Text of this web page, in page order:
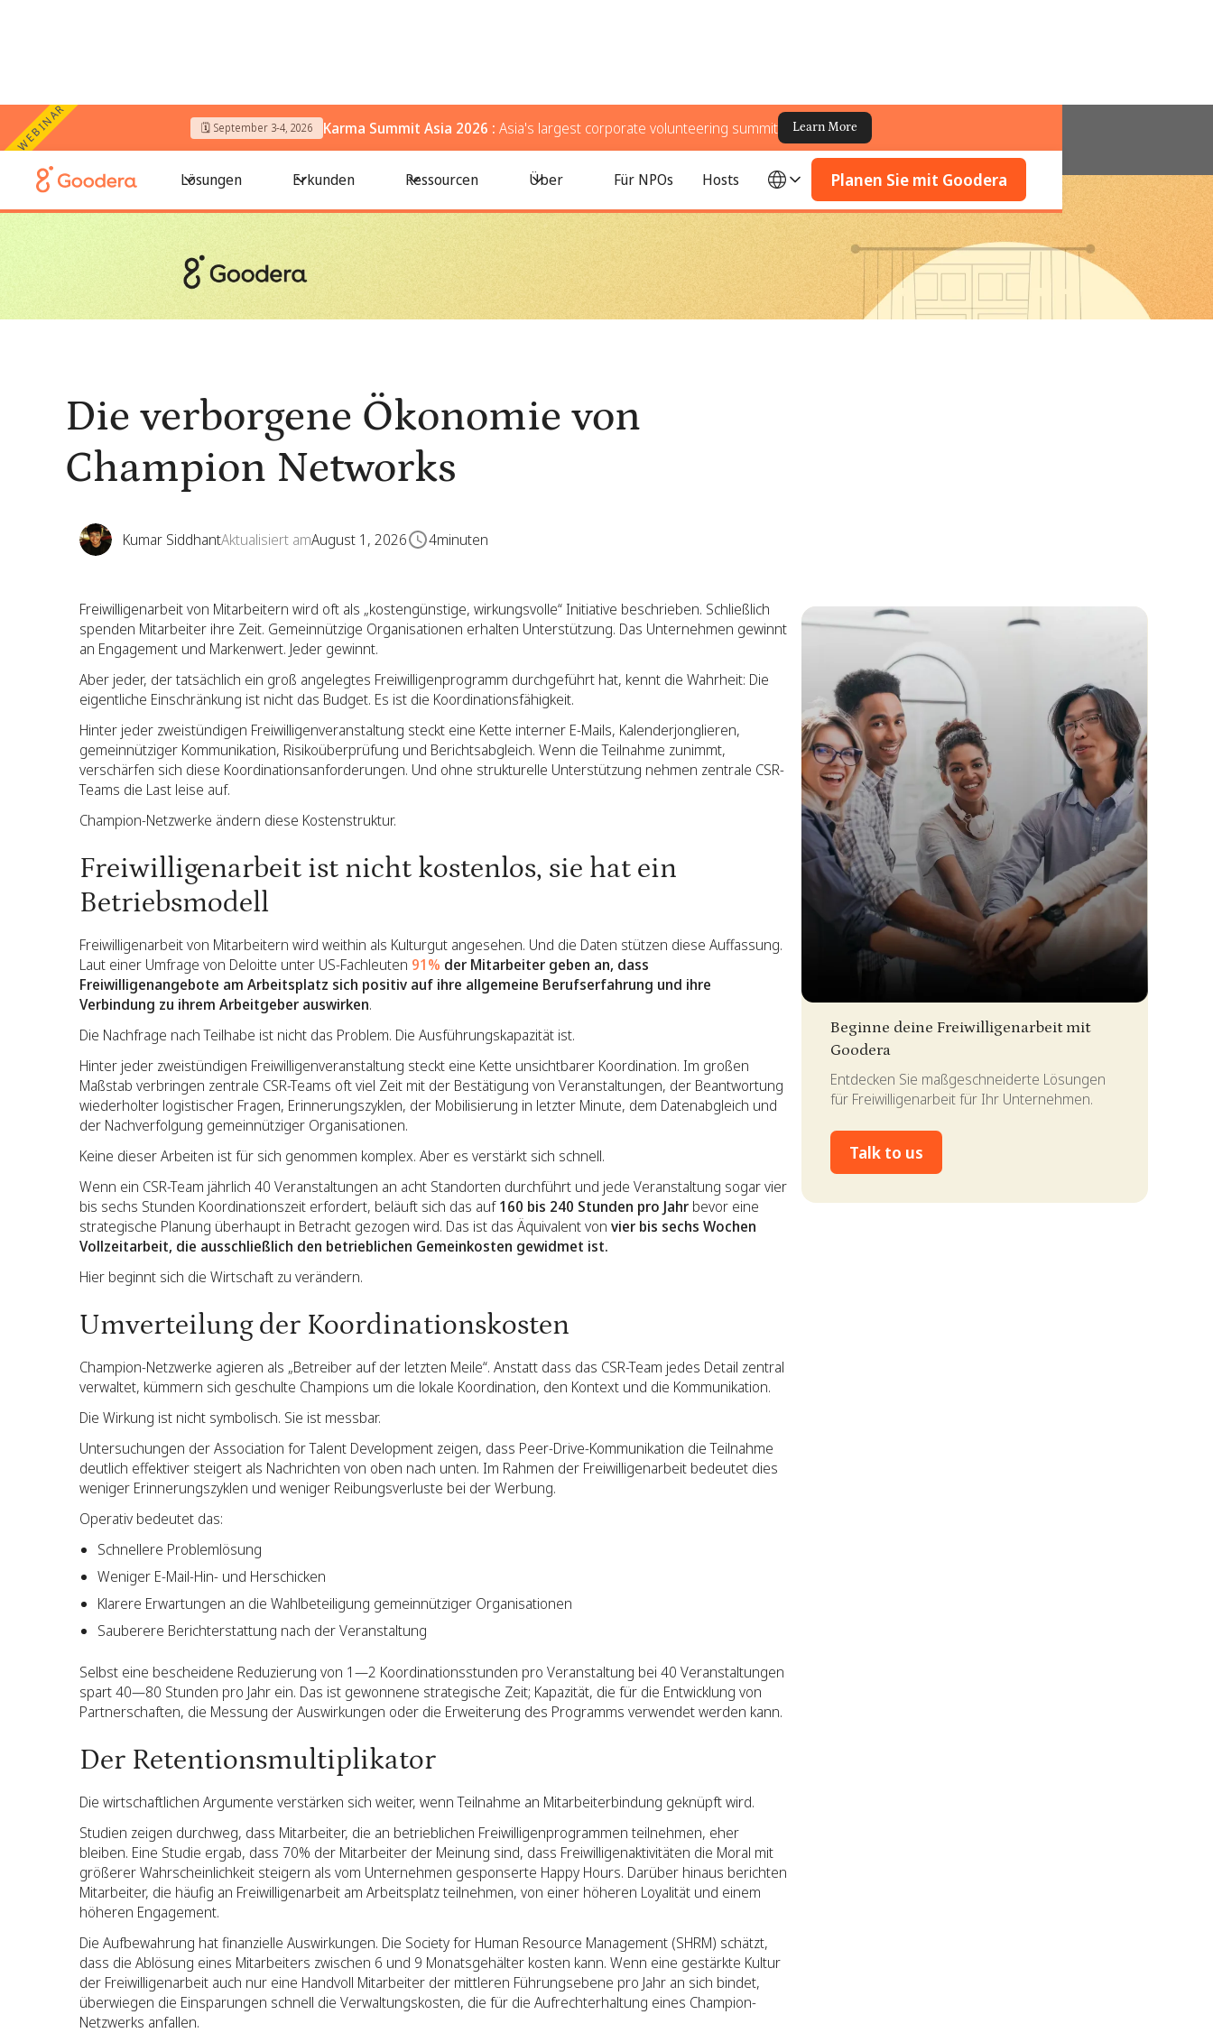
WEBINAR 🗓️ September 3-4, 2026 Karma Summit Asia 2026 : Asia's largest corporate volunteering summit Learn More
Lösungen Erkunden Ressourcen Über Für NPOs Hosts Planen Sie mit Goodera
Die verborgene Ökonomie von Champion Networks
Die verborgene Ökonomie von
Champion Networks
Kumar SiddhantAktualisiert amAugust 1, 2026 4minuten
Freiwilligenarbeit von Mitarbeitern wird oft als „kostengünstige, wirkungsvolle“ Initiative beschrieben. Schließlich
spenden Mitarbeiter ihre Zeit. Gemeinnützige Organisationen erhalten Unterstützung. Das Unternehmen gewinnt
an Engagement und Markenwert. Jeder gewinnt.
Aber jeder, der tatsächlich ein groß angelegtes Freiwilligenprogramm durchgeführt hat, kennt die Wahrheit: Die
eigentliche Einschränkung ist nicht das Budget. Es ist die Koordinationsfähigkeit.
Hinter jeder zweistündigen Freiwilligenveranstaltung steckt eine Kette interner E-Mails, Kalenderjonglieren,
gemeinnütziger Kommunikation, Risikoüberprüfung und Berichtsabgleich. Wenn die Teilnahme zunimmt,
verschärfen sich diese Koordinationsanforderungen. Und ohne strukturelle Unterstützung nehmen zentrale CSR-
Teams die Last leise auf.
Champion-Netzwerke ändern diese Kostenstruktur.
Freiwilligenarbeit ist nicht kostenlos, sie hat ein
Betriebsmodell
Freiwilligenarbeit von Mitarbeitern wird weithin als Kulturgut angesehen. Und die Daten stützen diese Auffassung.
Laut einer Umfrage von Deloitte unter US-Fachleuten 91% der Mitarbeiter geben an, dass
Freiwilligenangebote am Arbeitsplatz sich positiv auf ihre allgemeine Berufserfahrung und ihre
Verbindung zu ihrem Arbeitgeber auswirken.
Die Nachfrage nach Teilhabe ist nicht das Problem. Die Ausführungskapazität ist.
Hinter jeder zweistündigen Freiwilligenveranstaltung steckt eine Kette unsichtbarer Koordination. Im großen
Maßstab verbringen zentrale CSR-Teams oft viel Zeit mit der Bestätigung von Veranstaltungen, der Beantwortung
wiederholter logistischer Fragen, Erinnerungszyklen, der Mobilisierung in letzter Minute, dem Datenabgleich und
der Nachverfolgung gemeinnütziger Organisationen.
Keine dieser Arbeiten ist für sich genommen komplex. Aber es verstärkt sich schnell.
Wenn ein CSR-Team jährlich 40 Veranstaltungen an acht Standorten durchführt und jede Veranstaltung sogar vier
bis sechs Stunden Koordinationszeit erfordert, beläuft sich das auf160 bis 240 Stunden pro Jahr bevor eine
strategische Planung überhaupt in Betracht gezogen wird. Das ist das Äquivalent von vier bis sechs Wochen
Vollzeitarbeit, die ausschließlich den betrieblichen Gemeinkosten gewidmet ist.
Hier beginnt sich die Wirtschaft zu verändern.
Umverteilung der Koordinationskosten
Champion-Netzwerke agieren als „Betreiber auf der letzten Meile“. Anstatt dass das CSR-Team jedes Detail zentral
verwaltet, kümmern sich geschulte Champions um die lokale Koordination, den Kontext und die Kommunikation.
Die Wirkung ist nicht symbolisch. Sie ist messbar.
Untersuchungen der Association for Talent Development zeigen, dass Peer-Drive-Kommunikation die Teilnahme
deutlich effektiver steigert als Nachrichten von oben nach unten. Im Rahmen der Freiwilligenarbeit bedeutet dies
weniger Erinnerungszyklen und weniger Reibungsverluste bei der Werbung.
Operativ bedeutet das:
Schnellere Problemlösung
Weniger E-Mail-Hin- und Herschicken
Klarere Erwartungen an die Wahlbeteiligung gemeinnütziger Organisationen
Sauberere Berichterstattung nach der Veranstaltung
Selbst eine bescheidene Reduzierung von 1—2 Koordinationsstunden pro Veranstaltung bei 40 Veranstaltungen
spart 40—80 Stunden pro Jahr ein. Das ist gewonnene strategische Zeit; Kapazität, die für die Entwicklung von
Partnerschaften, die Messung der Auswirkungen oder die Erweiterung des Programms verwendet werden kann.
Der Retentionsmultiplikator
Die wirtschaftlichen Argumente verstärken sich weiter, wenn Teilnahme an Mitarbeiterbindung geknüpft wird.
Studien zeigen durchweg, dass Mitarbeiter, die an betrieblichen Freiwilligenprogrammen teilnehmen, eher
bleiben. Eine Studie ergab, dass 70% der Mitarbeiter der Meinung sind, dass Freiwilligenaktivitäten die Moral mit
größerer Wahrscheinlichkeit steigern als vom Unternehmen gesponserte Happy Hours. Darüber hinaus berichten
Mitarbeiter, die häufig an Freiwilligenarbeit am Arbeitsplatz teilnehmen, von einer höheren Loyalität und einem
höheren Engagement.
Die Aufbewahrung hat finanzielle Auswirkungen. Die Society for Human Resource Management (SHRM) schätzt,
dass die Ablösung eines Mitarbeiters zwischen 6 und 9 Monatsgehälter kosten kann. Wenn eine gestärkte Kultur
der Freiwilligenarbeit auch nur eine Handvoll Mitarbeiter der mittleren Führungsebene pro Jahr an sich bindet,
überwiegen die Einsparungen schnell die Verwaltungskosten, die für die Aufrechterhaltung eines Champion-
Netzwerks anfallen.
Beginne deine Freiwilligenarbeit mit
Goodera
Entdecken Sie maßgeschneiderte Lösungen
für Freiwilligenarbeit für Ihr Unternehmen.
Talk to us